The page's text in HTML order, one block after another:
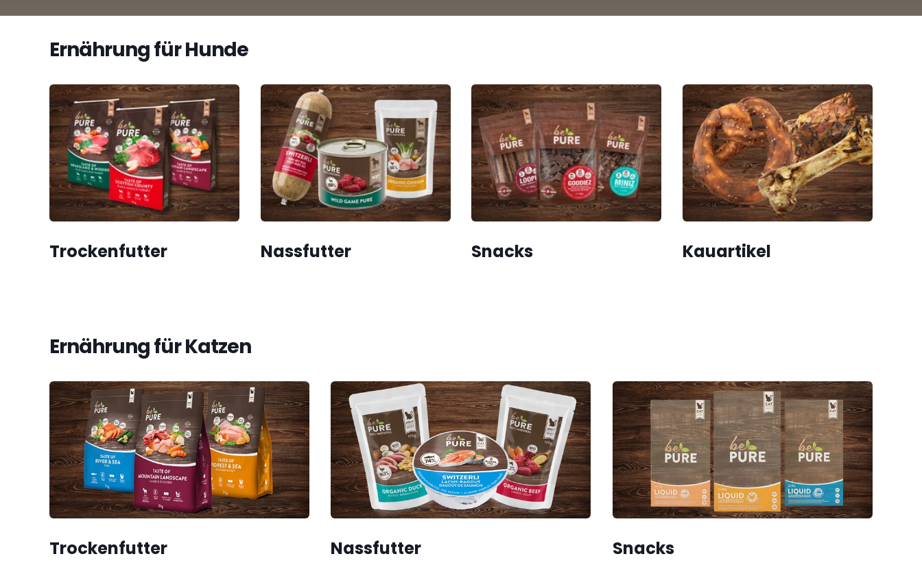
Ernährung für Hunde
Trockenfutter Nassfutter Snacks Kauartikel
Ernährung für Katzen
Trockenfutter Nassfutter Snacks